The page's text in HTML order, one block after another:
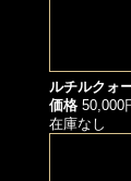
ルチルクォ
価格 50,000
在庫なし